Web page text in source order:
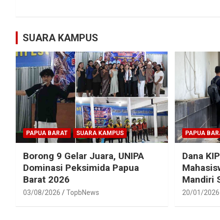
SUARA KAMPUS
PAPUA BARAT SUARA KAMPUS
Borong 9 Gelar Juara, UNIPA
Dominasi Peksimida Papua
Barat 2026
03/08/2026 TopbNews
PAPUA
Dana
Mandiri
20/01/2026